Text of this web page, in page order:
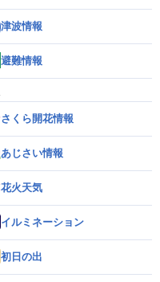
津波情報
避難情報
さくら開花情報
あじさい情報
花火天気
イルミネーション
初日の出